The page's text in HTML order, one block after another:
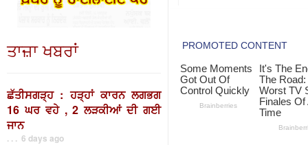
ਤਾਜ਼ਾ ਖਬਰਾਂ
ਛੱਤੀਸਗੜ੍ਹ : ਹੜ੍ਹਾਂ ਕਾਰਨ ਲਗਭਗ
16 ਘਰ ਵਹੇ , 2 ਲੜਕੀਆਂ ਦੀ ਗਈ
ਜਾਨ
. . . 6 days ago